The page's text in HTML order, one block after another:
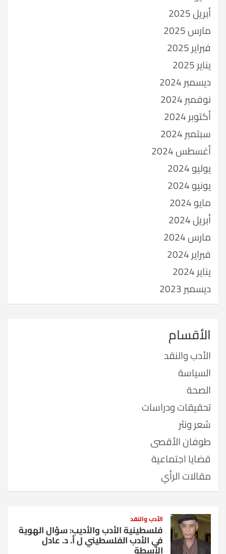
أبريل 2025
مارس 2025
فبراير 2025
يناير 2025
ديسمبر 2024
نوفمبر 2024
أكتوبر 2024
سبتمبر 2024
أغسطس 2024
يوليو 2024
يونيو 2024
مايو 2024
أبريل 2024
مارس 2024
فبراير 2024
يناير 2024
ديسمبر 2023
الأقسام
الأدب والنقد
السياسة
الصحة
تحقيقات ودراسات
شعر ونثر
طوفان الأقصى
قضايا اجتماعية
مقالات الرأي
الأدب والنقد
فلسطينية الأدب والأديب: سؤال الهوية
في الأدب الفلسطيني ل أ. د. عادل
الأسطة